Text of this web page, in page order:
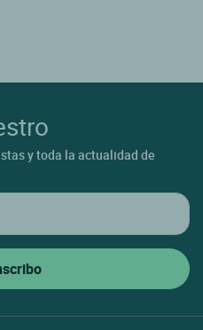
y toda la actualidad de